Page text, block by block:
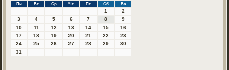
Пн Вт Ср Чт Пт Сб Вс
1
2
3
4 5 6 7 8
9
10
11 12 13 14 15
16
17
18 19 20 21 22
23
24
25 26 27 28 29
30
31